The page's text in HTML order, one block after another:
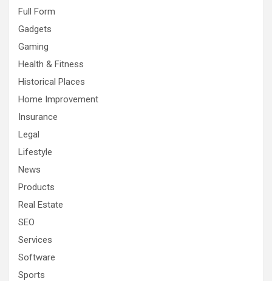
Full Form
Gadgets
Gaming
Health & Fitness
Historical Places
Home Improvement
Insurance
Legal
Lifestyle
News
Products
Real Estate
SEO
Services
Software
Sports